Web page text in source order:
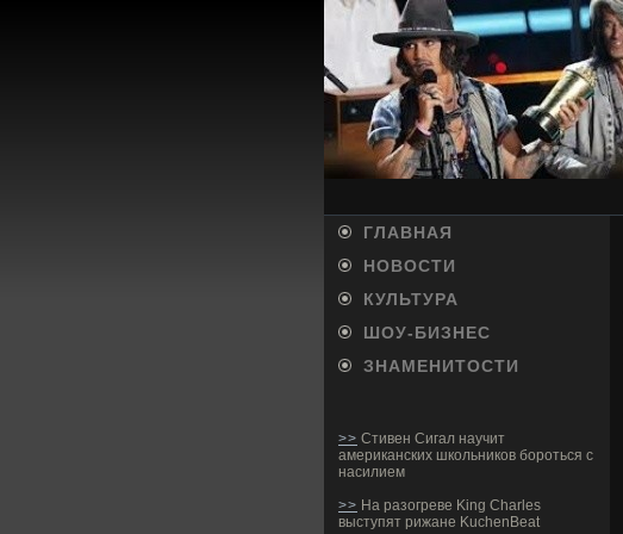
ГЛАВНАЯ
НОВОСТИ
КУЛЬТУРА
ШОУ-БИ­ЗНЕС
ЗНАМЕНИТОСТИ
>> Стивен Сигал научит
американских школьников бороться с
насилием
>> На разогреве King Charles
выступят рижане KuchenBeat